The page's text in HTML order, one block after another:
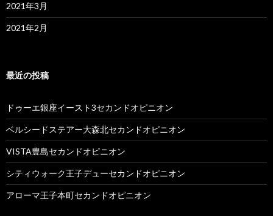
2021年3月
2021年2月
最近の投稿
ドゥーエ銀座イースト3セカンドオピニオン
ベルシードステアー大森北セカンドオピニオン
VISTA豊島セカンドオピニオン
シティウォーク王子デューセカンドオピニオン
アローマ王子本町セカンドオピニオン